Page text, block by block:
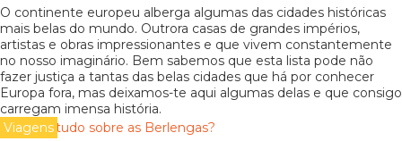
O continente europeu alberga algumas das cidades históricas
mais belas do mundo. Outrora casas de grandes impérios,
artistas e obras impressionantes e que vivem constantemente
no nosso imaginário. Bem sabemos que esta lista pode não
fazer justiça a tantas das belas cidades que há por conhecer
Europa fora, mas deixamos-te aqui algumas delas e que consigo
carregam imensa história.
Viagens